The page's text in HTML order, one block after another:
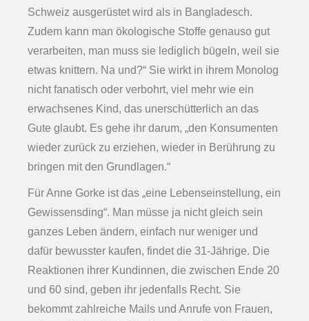
Schweiz ausgerüstet wird als in Bangladesch.
Zudem kann man ökologische Stoffe genauso gut
verarbeiten, man muss sie lediglich bügeln, weil sie
etwas knittern. Na und?“ Sie wirkt in ihrem Monolog
nicht fanatisch oder verbohrt, viel mehr wie ein
erwachsenes Kind, das unerschütterlich an das
Gute glaubt. Es gehe ihr darum, „den Konsumenten
wieder zurück zu erziehen, wieder in Berührung zu
bringen mit den Grundlagen.“
Für Anne Gorke ist das „eine Lebenseinstellung, ein
Gewissensding“. Man müsse ja nicht gleich sein
ganzes Leben ändern, einfach nur weniger und
dafür bewusster kaufen, findet die 31-Jährige. Die
Reaktionen ihrer Kundinnen, die zwischen Ende 20
und 60 sind, geben ihr jedenfalls Recht. Sie
bekommt zahlreiche Mails und Anrufe von Frauen,